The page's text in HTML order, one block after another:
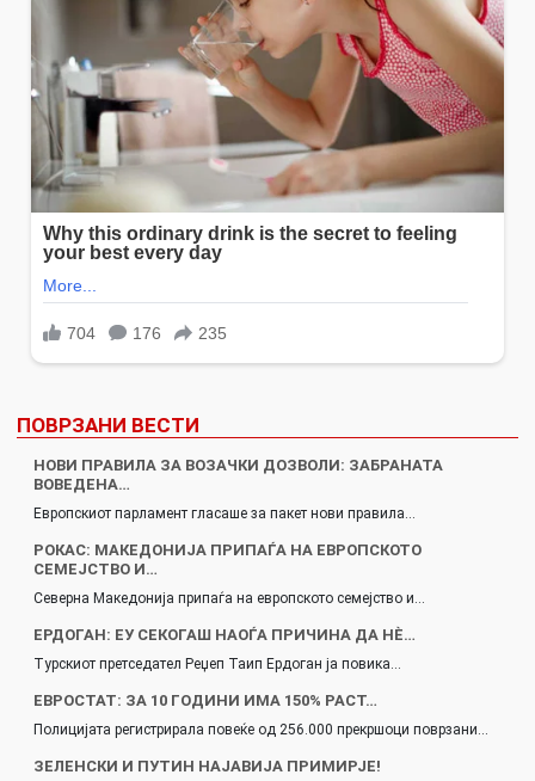
ПОВРЗАНИ ВЕСТИ
НОВИ ПРАВИЛА ЗА ВОЗАЧКИ ДОЗВОЛИ: ЗАБРАНАТА
ВОВЕДЕНА…
Европскиот парламент гласаше за пакет нови правила…
РОКАС: МАКЕДОНИЈА ПРИПАЃА НА ЕВРОПСКОТО
СЕМЕЈСТВО И…
Северна Македонија припаѓа на европското семејство и…
ЕРДОГАН: ЕУ СЕКОГАШ НАОЃА ПРИЧИНА ДА НÈ…
Турскиот претседател Реџеп Таип Ердоган ја повика…
ЕВРОСТАТ: ЗА 10 ГОДИНИ ИМА 150% РАСТ…
Полицијата регистрирала повеќе од 256.000 прекршоци поврзани…
ЗЕЛЕНСКИ И ПУТИН НАЈАВИЈА ПРИМИРЈЕ!